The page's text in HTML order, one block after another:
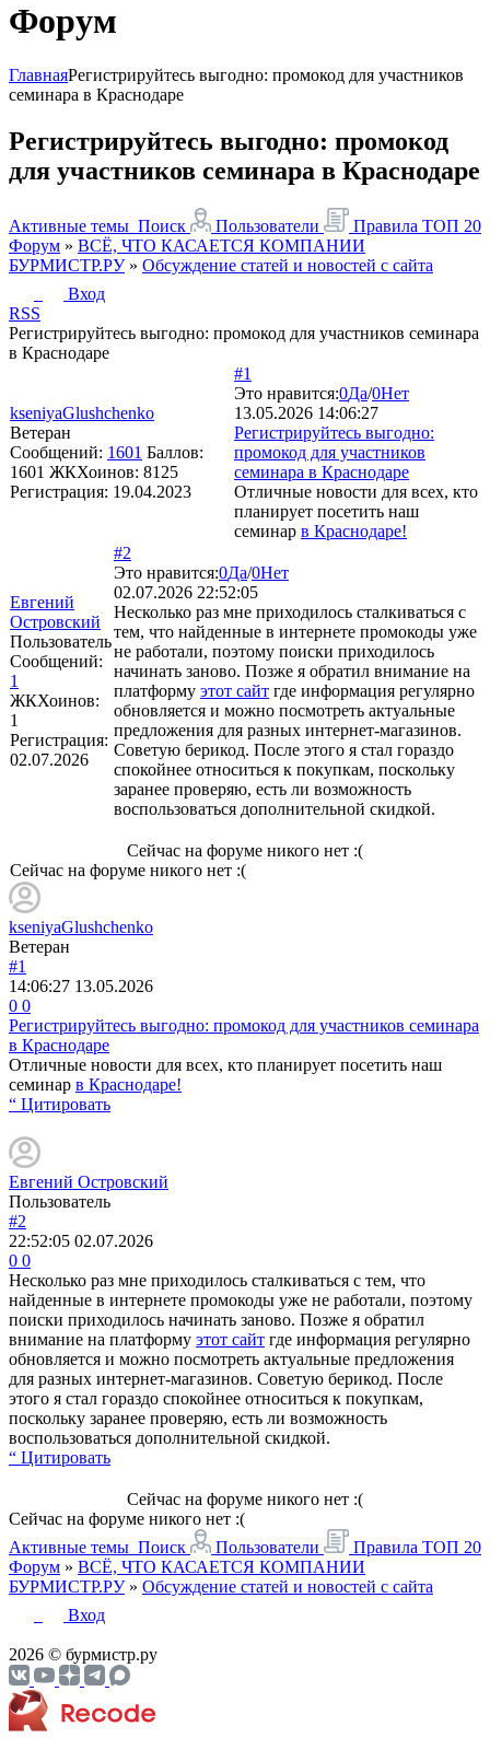
Форум
ГлавнаяРегистрируйтесь выгодно: промокод для участников
семинара в Краснодаре
Регистрируйтесь выгодно: промокод
для участников семинара в Краснодаре
Активные темы Поиск Пользователи Правила ТОП 20
Форум » ВСЁ, ЧТО КАСАЕТСЯ КОМПАНИИ
БУРМИСТР.РУ » Обсуждение статей и новостей с сайта
Вход
RSS
Регистрируйтесь выгодно: промокод для участников семинара
в Краснодаре
kseniyaGlushchenko
Ветеран
Сообщений: 1601 Баллов:
1601 ЖКХоинов: 8125
Регистрация: 19.04.2023
#1
Это нравится:0Да/0Нет
13.05.2026 14:06:27
Регистрируйтесь выгодно:
промокод для участников
семинара в Краснодаре
Отличные новости для всех, кто
планирует посетить наш
семинар в Краснодаре!
Евгений
Островский
Пользователь
Сообщений:
1
ЖКХоинов:
1
Регистрация:
02.07.2026
#2
Это нравится:0Да/0Нет
02.07.2026 22:52:05
Несколько раз мне приходилось сталкиваться с
тем, что найденные в интернете промокоды уже
не работали, поэтому поиски приходилось
начинать заново. Позже я обратил внимание на
платформу этот сайт где информация регулярно
обновляется и можно посмотреть актуальные
предложения для разных интернет-магазинов.
Советую берикод. После этого я стал гораздо
спокойнее относиться к покупкам, поскольку
заранее проверяю, есть ли возможность
воспользоваться дополнительной скидкой.
Сейчас на форуме никого нет :(
Сейчас на форуме никого нет :(
kseniyaGlushchenko
Ветеран
#1
14:06:27 13.05.2026
0 0
Регистрируйтесь выгодно: промокод для участников семинара
в Краснодаре
Отличные новости для всех, кто планирует посетить наш
семинар в Краснодаре!
“ Цитировать
Евгений Островский
Пользователь
#2
22:52:05 02.07.2026
0 0
Несколько раз мне приходилось сталкиваться с тем, что
найденные в интернете промокоды уже не работали, поэтому
поиски приходилось начинать заново. Позже я обратил
внимание на платформу этот сайт где информация регулярно
обновляется и можно посмотреть актуальные предложения
для разных интернет-магазинов. Советую берикод. После
этого я стал гораздо спокойнее относиться к покупкам,
поскольку заранее проверяю, есть ли возможность
воспользоваться дополнительной скидкой.
“ Цитировать
Сейчас на форуме никого нет :(
Сейчас на форуме никого нет :(
Активные темы Поиск Пользователи Правила ТОП 20
Форум » ВСЁ, ЧТО КАСАЕТСЯ КОМПАНИИ
БУРМИСТР.РУ » Обсуждение статей и новостей с сайта
Вход
2026 © бурмистр.ру